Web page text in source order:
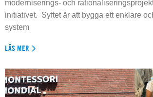
moderniserings- och
initiativet. Syftet är att bygga ett enklare
system
LÄS MER